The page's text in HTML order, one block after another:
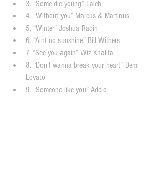
3. “Some die young” Laleh
4. “Without you” Marcus & Martinus
5. “Winter” Joshua Radin
6. “Aint no sunshine” Bill Withers
7. “See you again” Wiz Khalifa
8. “Don’t wanna break your heart” Demi
Lovato
9. “Someone like you” Adele